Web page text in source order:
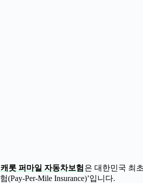
캐롯 퍼마일 자동차보험 은 대한민국 최
험(Pay-Per-Mile Insurance)’입니다.